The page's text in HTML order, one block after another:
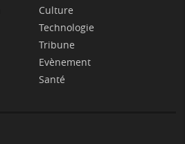
Culture
Technologie
Tribune
Evènement
Santé